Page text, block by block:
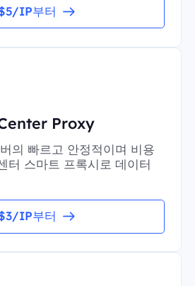
IP부터
Proxy
의 빠르고 안정적이며 비용
터 스마트 프록시로 데이터
IP부터